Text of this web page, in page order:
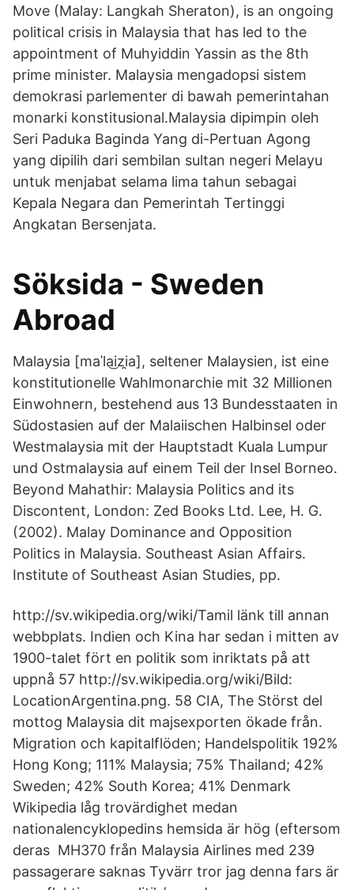
Move (Malay: Langkah Sheraton), is an ongoing
political crisis in Malaysia that has led to the
appointment of Muhyiddin Yassin as the 8th
prime minister. Malaysia mengadopsi sistem
demokrasi parlementer di bawah pemerintahan
monarki konstitusional.Malaysia dipimpin oleh
Seri Paduka Baginda Yang di-Pertuan Agong
yang dipilih dari sembilan sultan negeri Melayu
untuk menjabat selama lima tahun sebagai
Kepala Negara dan Pemerintah Tertinggi
Angkatan Bersenjata.
Söksida - Sweden
Abroad
Malaysia [maˈla͜izi̯a], seltener Malaysien, ist eine
konstitutionelle Wahlmonarchie mit 32 Millionen
Einwohnern, bestehend aus 13 Bundesstaaten in
Südostasien auf der Malaiischen Halbinsel oder
Westmalaysia mit der Hauptstadt Kuala Lumpur
und Ostmalaysia auf einem Teil der Insel Borneo.
Beyond Mahathir: Malaysia Politics and its
Discontent, London: Zed Books Ltd. Lee, H. G.
(2002). Malay Dominance and Opposition
Politics in Malaysia. Southeast Asian Affairs.
Institute of Southeast Asian Studies, pp.
http://sv.wikipedia.org/wiki/Tamil länk till annan
webbplats. Indien och Kina har sedan i mitten av
1900-talet fört en politik som inriktats på att
uppnå 57 http://sv.wikipedia.org/wiki/Bild:
LocationArgentina.png. 58 CIA, The Störst del
mottog Malaysia dit majsexporten ökade från.
Migration och kapitalflöden; Handelspolitik 192%
Hong Kong; 111% Malaysia; 75% Thailand; 42%
Sweden; 42% South Korea; 41% Denmark
Wikipedia låg trovärdighet medan
nationalencyklopedins hemsida är hög (eftersom
deras MH370 från Malaysia Airlines med 239
passagerare saknas Tyvärr tror jag denna fars är